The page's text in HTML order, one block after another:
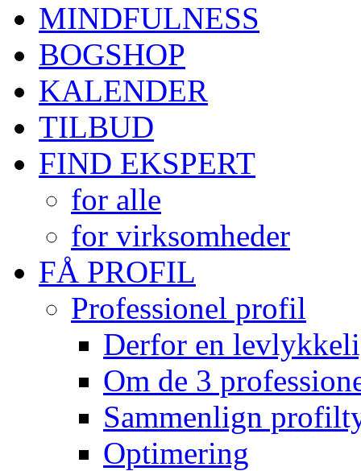
MINDFULNESS
BOGSHOP
KALENDER
TILBUD
FIND EKSPERT
for alle
for virksomheder
FÅ PROFIL
Professionel profil
Derfor en
Om de 3
Sammenlign
Optimering